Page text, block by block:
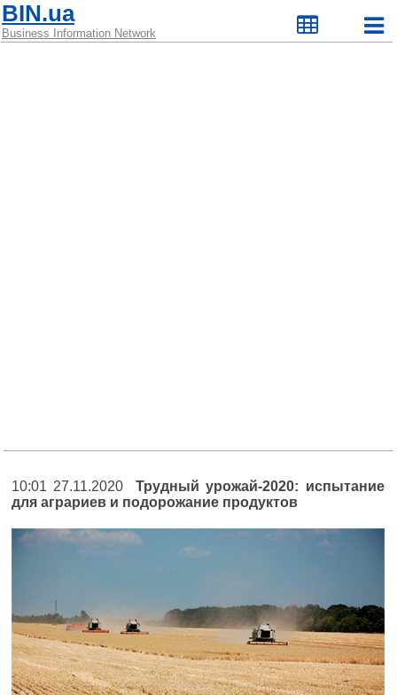
BIN.ua
Business Information Network
10:01 27.11.2020Трудный урожай-2020: испытание
для аграриев и подорожание продуктов